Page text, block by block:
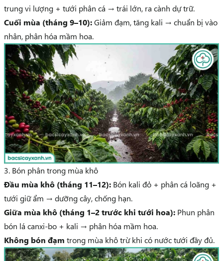
trung vi lượng + tưới phân cá → trái lớn, ra cành dự trữ.
Cuối mùa (tháng 9–10):Giảm đạm, tăng kali → chuẩn bị vào
nhân, phân hóa mầm hoa.
3. Bón phân trong mùa khô
Đầu mùa khô (tháng 11–12): Bón kali đỏ + phân cá loãng +
tưới giữ ẩm → dưỡng cây, chống hạn.
Giữa mùa khô (tháng 1–2 trước khi tưới hoa): Phun phân
bón lá canxi-bo + kali → phân hóa mầm hoa.
Không bón đạm trong mùa khô trừ khi có nước tưới đầy đủ.